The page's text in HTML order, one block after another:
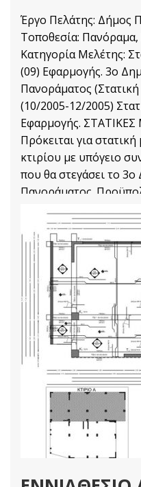
Έργο Πελάτης: Δήμος
Τοποθεσία:
Κατηγορία Μελέτης:
(09) Εφαρμογής. 3ο
Πανοράματος
(10/2005-12/2005)
Εφαρμογής.
Πρόκειται για
κτιρίου με υπόγειο
που θα στεγάσει το
Πανοράματος.
Διαβάστε Περισσότερα